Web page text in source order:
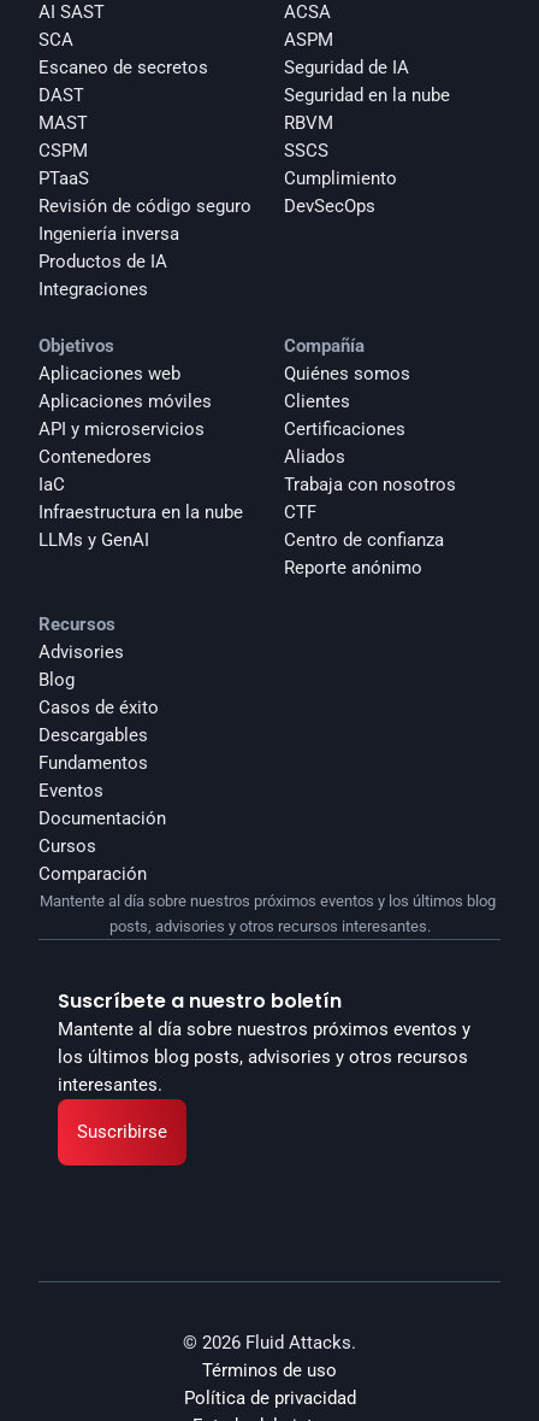
AI SAST
SCA
Escaneo de secretos
DAST
MAST
CSPM
PTaaS
Revisión de código seguro
Ingeniería inversa
Productos de IA
Integraciones
ACSA
ASPM
Seguridad de IA
Seguridad en la nube
RBVM
SSCS
Cumplimiento
DevSecOps
Objetivos
Aplicaciones web
Aplicaciones móviles
API y microservicios
Contenedores
IaC
Infraestructura en la nube
LLMs y GenAI
Compañía
Quiénes somos
Clientes
Certificaciones
Aliados
Trabaja con nosotros
CTF
Centro de confianza
Reporte anónimo
Recursos
Advisories
Blog
Casos de éxito
Descargables
Fundamentos
Eventos
Documentación
Cursos
Comparación
Suscríbete a nuestro boletín
Mantente al día sobre nuestros próximos eventos y
los últimos blog posts, advisories y otros recursos
interesantes.
Suscribirse
Mantente al día sobre nuestros próximos eventos y los últimos blog
posts, advisories y otros recursos interesantes.
© 2026 Fluid Attacks.
Términos de uso
Política de privacidad